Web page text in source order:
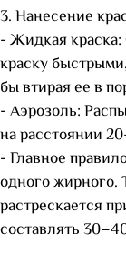
3. Нанесение
- Жидкая
краску
бы втирая ее в
- Аэрозоль:
на расстоянии
- Главное
одного жирного.
растрескается
составлять